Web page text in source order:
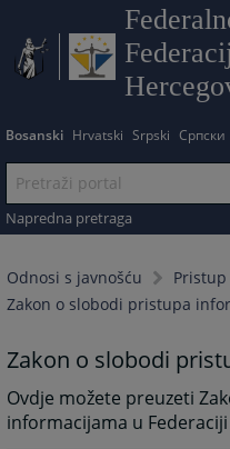
Bosanski Hrvatski Srpski Српски
Napredna pretraga
Odnosi s javnošću
Zakon o slobodi pristupa
Zakon o slobodi
Ovdje možete preuzeti
informacijama u